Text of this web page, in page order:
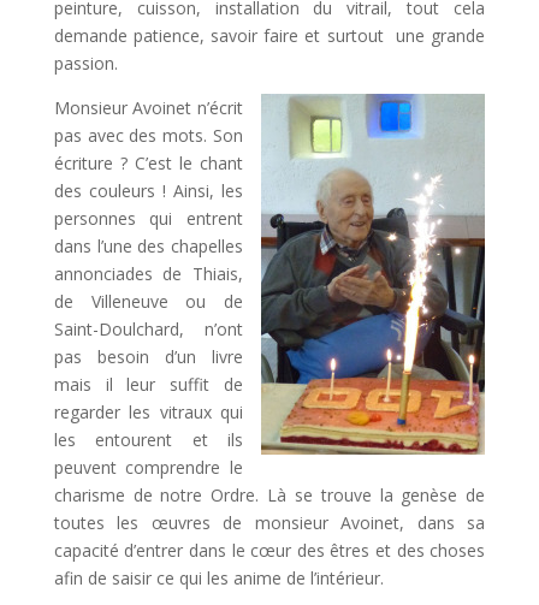
peinture, cuisson, installation du vitrail, tout cela
demande patience, savoir faire et surtout une grande
passion.
Monsieur Avoinet n’écrit
pas avec des mots. Son
écriture ? C’est le chant
des couleurs ! Ainsi, les
personnes qui entrent
dans l’une des chapelles
annonciades de Thiais,
de Villeneuve ou de
Saint-Doulchard, n’ont
pas besoin d’un livre
mais il leur suffit de
regarder les vitraux qui
les entourent et ils
peuvent comprendre le
charisme de notre Ordre. Là se trouve la genèse de
toutes les œuvres de monsieur Avoinet, dans sa
capacité d’entrer dans le cœur des êtres et des choses
afin de saisir ce qui les anime de l’intérieur.